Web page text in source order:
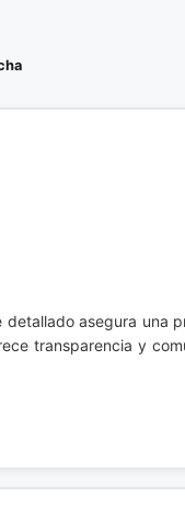
detallado asegura una
transparencia y